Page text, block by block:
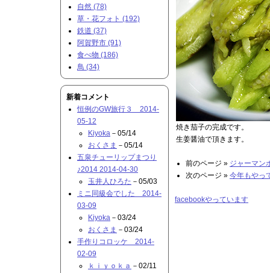
焼き茄子の完成です。
生姜醤油で頂きます。
前のページ » ジャーマ
次のページ » 今年もや
facebookやっています
自然 (78)
草・花フォト (192)
鉄道 (37)
阿賀野市 (91)
食べ物 (186)
鳥 (34)
新着コメント
恒例のGW旅行３ 2014-
05-12
Kiyoka －05/14
おくさま －05/14
五泉チューリップまつり
♪2014 2014-04-30
玉井人ひろた －05/03
ミニ同級会でした 2014-
03-09
Kiyoka －03/24
おくさま －03/24
手作りコロッケ 2014-
02-09
ｋｉｙｏｋａ －02/11